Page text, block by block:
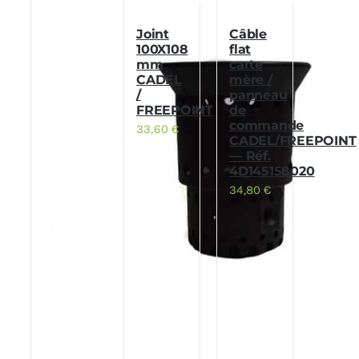
Joint
100X108
mm
CADEL
/
FREEPOINT
33,60€
Câble
flat
carte
mère /
panneau
de
commande
CADEL/FREEPOINT
— Réf.
4D145158020
34,80€